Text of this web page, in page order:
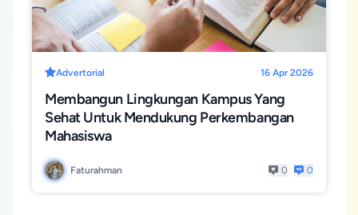
Advertorial 16 Apr 2026
Membangun Lingkungan Kampus Yang
Sehat Untuk Mendukung Perkembangan
Mahasiswa
Faturahman 0 0